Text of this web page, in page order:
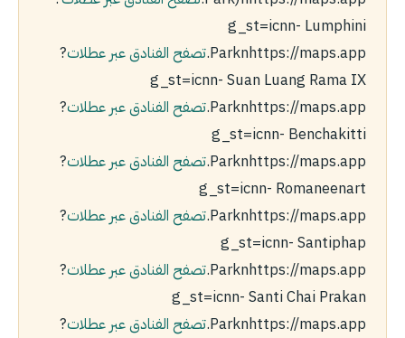
g_st=icnn- Lumphini
Parknhttps://maps.app. تصفح الفنادق عبر عطلات?
g_st=icnn- Suan Luang Rama IX
Parknhttps://maps.app. تصفح الفنادق عبر عطلات?
g_st=icnn- Benchakitti
Parknhttps://maps.app. تصفح الفنادق عبر عطلات?
g_st=icnn- Romaneenart
Parknhttps://maps.app. تصفح الفنادق عبر عطلات?
g_st=icnn- Santiphap
Parknhttps://maps.app. تصفح الفنادق عبر عطلات?
g_st=icnn- Santi Chai Prakan
Parknhttps://maps.app. تصفح الفنادق عبر عطلات?